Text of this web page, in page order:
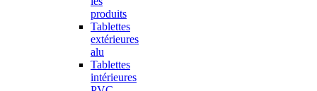
produits
Tablettes
extérieures
alu
Tablettes
intérieures